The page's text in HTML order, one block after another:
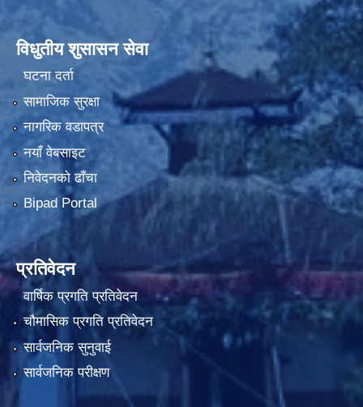
विधुतीय शुसासन सेवा
घटना दर्ता
सामाजिक सुरक्षा
नागरिक वडापत्र
नयाँ वेबसाइट
निवेदनको ढाँचा
Bipad Portal
प्रतिवेदन
वार्षिक प्रगति प्रतिवेदन
चौमासिक प्रगति प्रतिवेदन
सार्वजनिक सुनुवाई
सार्वजनिक परीक्षण